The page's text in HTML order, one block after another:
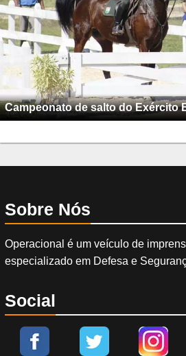
Campeonato de salto do Exército
Sobre Nós
Operacional é um veículo de
especializado em Defesa e
Social